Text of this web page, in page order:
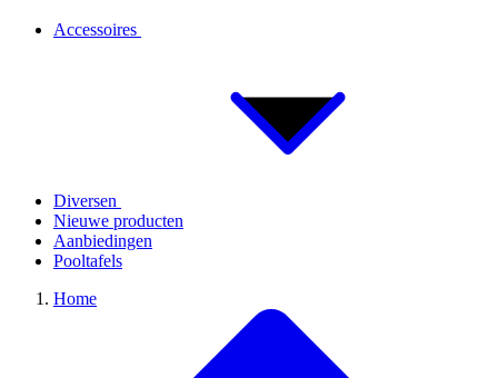
Accessoires
Diversen
Nieuwe producten
Aanbiedingen
Pooltafels
Home